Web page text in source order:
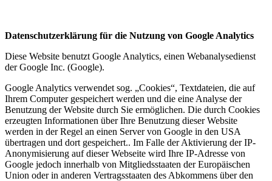
Datenschutzerklärung für die Nutzung von Google Analytics
Diese Website benutzt Google Analytics, einen Webanalysedienst
der Google Inc. (Google).
Google Analytics verwendet sog. „Cookies“, Textdateien, die auf
Ihrem Computer gespeichert werden und die eine Analyse der
Benutzung der Website durch Sie ermöglichen. Die durch Cookies
erzeugten Informationen über Ihre Benutzung dieser Website
werden in der Regel an einen Server von Google in den USA
übertragen und dort gespeichert.. Im Falle der Aktivierung der IP-
Anonymisierung auf dieser Webseite wird Ihre IP-Adresse von
Google jedoch innerhalb von Mitgliedsstaaten der Europäischen
Union oder in anderen Vertragsstaaten des Abkommens über den